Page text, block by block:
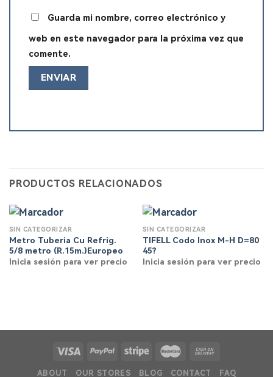
Guarda mi nombre, correo electrónico y
web en este navegador para la próxima vez que
comente.
PRODUCTOS RELACIONADOS
SIN CATEGORIZAR
Metro Tuberia Cu Refrig.
5/8 metro (R.15m.)Europeo
Inicia sesión para ver precio
SIN CATEGORIZAR
TIFELL Codo Inox M-H D=80
45?
Inicia sesión para ver precio
ABOUT OUR STORES BLOG CONTACT FAQ